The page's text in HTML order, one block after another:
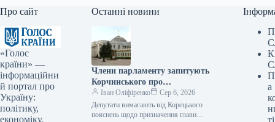
Про сайт
«Голос
країни» —
інформаційни
й портал про
Україну:
політику,
економіку,
Останні новини
Члени парламенту запитують
Корчинського про
призначення міністра
цифрової трансформації без
узгодження з комітетом
Іван Оліфіренко
Сер 6, 2026
Депутати вимагають від Корецького
пояснень щодо призначення глави
а
ті